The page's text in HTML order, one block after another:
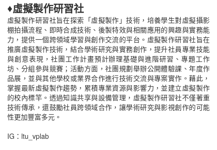
♦虛擬製作研習社
虛擬製作研習社旨在探索「虛擬製作」技術，培養學生對虛擬攝影
棚拍攝流程、即時合成技術、後製特效與相關應用的興趣與實務能
力，提供一個跨領域學習與創作交流的平台。虛擬製作研習社旨在
推廣虛擬製作技術，結合學術研究與實務創作，提升社員專業技能
與創意表現，社團工作計畫預計辦理基礎與進階研習、專題工作
坊、分組參與競賽；活動方面，社團規劃舉辦公開體驗課、年度作
品展，並與其他學校或業界合作進行技術交流與專案實作。藉此，
掌握最新虛擬製作趨勢，累積專業資源與影響力，並建立虛擬製作
的校內標竿。透過知識共享與設備管理，虛擬製作研習社不僅著重
技術傳承，還鼓勵社員跨領域合作，讓學術研究與影視創作的可能
性更加豐富多元。
IG：ltu_vplab